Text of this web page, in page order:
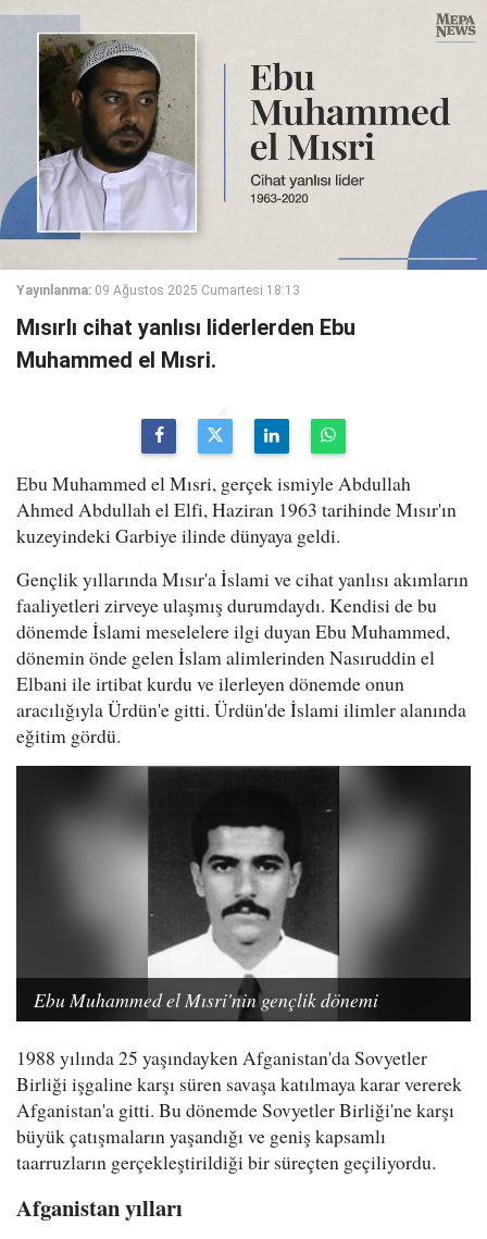
Yayınlanma: 09 Ağustos 2025 Cumartesi 18:13
Mısırlı cihat yanlısı liderlerden Ebu
Muhammed el Mısri.
Ebu Muhammed el Mısri, gerçek ismiyle Abdullah
Ahmed Abdullah el Elfi, Haziran 1963 tarihinde Mısır'ın
kuzeyindeki Garbiye ilinde dünyaya geldi.
Gençlik yıllarında Mısır'a İslami ve cihat yanlısı akımların
faaliyetleri zirveye ulaşmış durumdaydı. Kendisi de bu
dönemde İslami meselelere ilgi duyan Ebu Muhammed,
dönemin önde gelen İslam alimlerinden Nasıruddin el
Elbani ile irtibat kurdu ve ilerleyen dönemde onun
aracılığıyla Ürdün'e gitti. Ürdün'de İslami ilimler alanında
eğitim gördü.
Ebu Muhammed el Mısri'nin gençlik dönemi
1988 yılında 25 yaşındayken Afganistan'da Sovyetler
Birliği işgaline karşı süren savaşa katılmaya karar vererek
Afganistan'a gitti. Bu dönemde Sovyetler Birliği'ne karşı
büyük çatışmaların yaşandığı ve geniş kapsamlı
taarruzların gerçekleştirildiği bir süreçten geçiliyordu.
Afganistan yılları